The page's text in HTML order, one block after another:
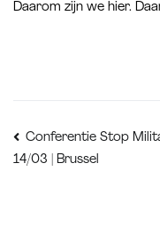
Daarom zijn we hier.
Conferentie Stop
14/03 | Brussel